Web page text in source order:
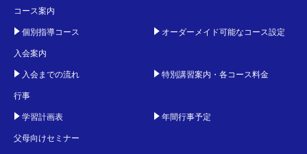
コース案内
個別指導コース オーダーメイド可能なコース設定
入会案内
入会までの流れ 特別講習案内・各コース料金
行事
学習計画表 年間行事予定
父母向けセミナー